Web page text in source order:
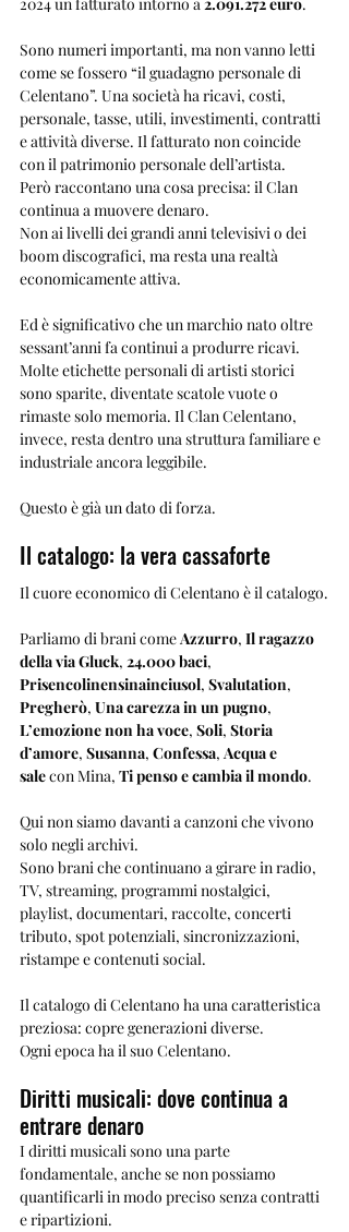
Sono numeri importanti, ma non vanno letti
come se fossero “il guadagno personale di
Celentano”. Una società ha ricavi, costi,
personale, tasse, utili, investimenti, contratti
e attività diverse. Il fatturato non coincide
con il patrimonio personale dell’artista.
Però raccontano una cosa precisa: il Clan
continua a muovere denaro.
Non ai livelli dei grandi anni televisivi o dei
boom discografici, ma resta una realtà
economicamente attiva.
Ed è significativo che un marchio nato oltre
sessant’anni fa continui a produrre ricavi.
Molte etichette personali di artisti storici
sono sparite, diventate scatole vuote o
rimaste solo memoria. Il Clan Celentano,
invece, resta dentro una struttura familiare e
industriale ancora leggibile.
Questo è già un dato di forza.
Il catalogo: la vera cassaforte
Il cuore economico di Celentano è il catalogo.
Parliamo di brani come Azzurro, Il ragazzo
della via Gluck, 24.000 baci,
Prisencolinensinainciusol, Svalutation,
Pregherò, Una carezza in un pugno,
L’emozione non ha voce, Soli, Storia
d’amore, Susanna, Confessa, Acqua e
sale con Mina, Ti penso e cambia il mondo.
Qui non siamo davanti a canzoni che vivono
solo negli archivi.
Sono brani che continuano a girare in radio,
TV, streaming, programmi nostalgici,
playlist, documentari, raccolte, concerti
tributo, spot potenziali, sincronizzazioni,
ristampe e contenuti social.
Il catalogo di Celentano ha una caratteristica
preziosa: copre generazioni diverse.
Ogni epoca ha il suo Celentano.
Diritti musicali: dove continua a
entrare denaro
I diritti musicali sono una parte
fondamentale, anche se non possiamo
quantificarli in modo preciso senza contratti
e ripartizioni.